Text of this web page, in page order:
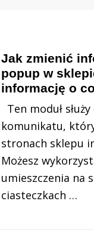
Jak zmienić
popup w
informację o
Ten moduł
komunikatu,
stronach sklepu
Możesz
umieszczenia na
ciasteczkach …